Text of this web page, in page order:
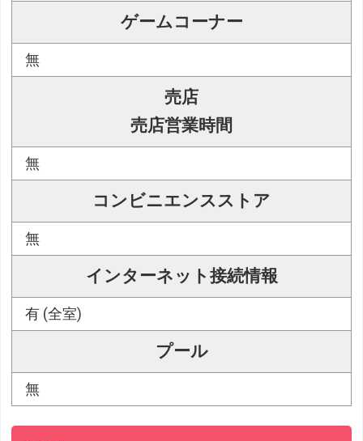
ゲームコーナー
無
売店
売店営業時間
無
コンビニエンスストア
無
インターネット接続情報
有 (全室)
プール
無